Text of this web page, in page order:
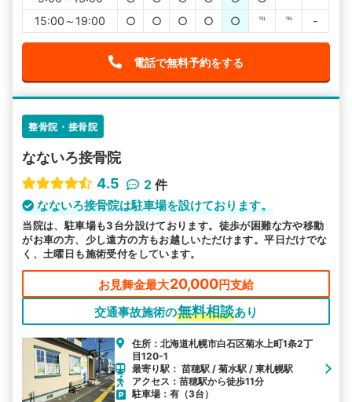
15:00～19:00
○ ○ ○ ○ ○ ℡ ℡ -
電話で無料予約をする
整骨院・接骨院
なないろ接骨院
4.5
2 件
なないろ接骨院は駐車場を設けております。
当院は、駐車場も3台分設けております。徒歩が困難な方や移動
がお車の方、少し遠方の方もお越しいただけます。平日だけでな
く、土曜日も施術受付をしています。
お見舞金最大20,000円支給
交通事故施術の無料相談あり
住所：北海道札幌市白石区菊水上町1条2丁
目120-1
最寄り駅： 苗穂駅 / 菊水駅 / 東札幌駅
アクセス：苗穂駅から徒歩11分
駐車場：有（3台）